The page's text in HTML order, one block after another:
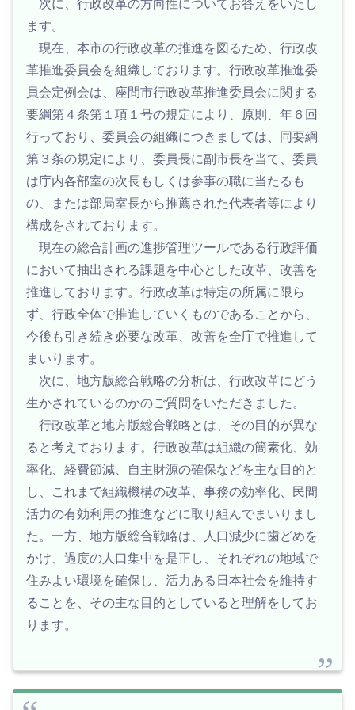
次に、行政改革の方向性についてお答えをいたし
ます。
現在、本市の行政改革の推進を図るため、行政改
革推進委員会を組織しております。行政改革推進委
員会定例会は、座間市行政改革推進委員会に関する
要綱第４条第１項１号の規定により、原則、年６回
行っており、委員会の組織につきましては、同要綱
第３条の規定により、委員長に副市長を当て、委員
は庁内各部室の次長もしくは参事の職に当たるも
の、または部局室長から推薦された代表者等により
構成をされております。
現在の総合計画の進捗管理ツールである行政評価
において抽出される課題を中心とした改革、改善を
推進しております。行政改革は特定の所属に限ら
ず、行政全体で推進していくものであることから、
今後も引き続き必要な改革、改善を全庁で推進して
まいります。
次に、地方版総合戦略の分析は、行政改革にどう
生かされているのかのご質問をいただきました。
行政改革と地方版総合戦略とは、その目的が異な
ると考えております。行政改革は組織の簡素化、効
率化、経費節減、自主財源の確保などを主な目的と
し、これまで組織機構の改革、事務の効率化、民間
活力の有効利用の推進などに取り組んでまいりまし
た。一方、地方版総合戦略は、人口減少に歯どめを
かけ、過度の人口集中を是正し、それぞれの地域で
住みよい環境を確保し、活力ある日本社会を維持す
ることを、その主な目的としていると理解をしてお
ります。